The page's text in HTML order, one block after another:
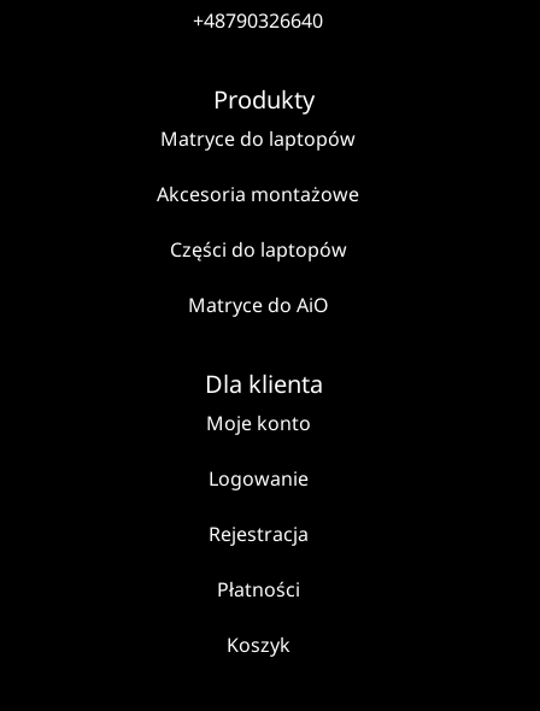
+48790326640
Produkty
Matryce do laptopów
Akcesoria montażowe
Części do laptopów
Matryce do AiO
Dla klienta
Moje konto
Logowanie
Rejestracja
Płatności
Koszyk